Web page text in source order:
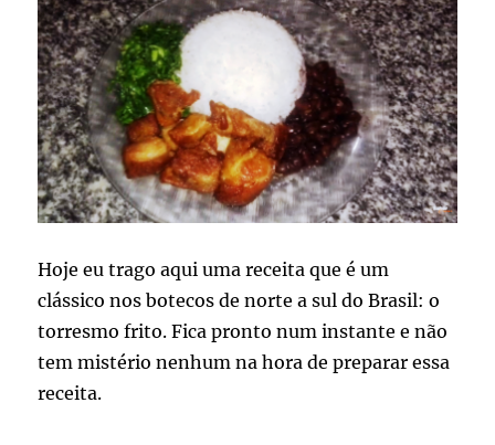
Hoje eu trago aqui uma receita que é um
clássico nos botecos de norte a sul do Brasil: o
torresmo frito. Fica pronto num instante e não
tem mistério nenhum na hora de preparar essa
receita.